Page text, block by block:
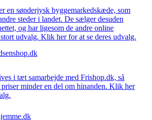
en sønderjysk byggemarkedskæde, som
steder i landet. De sælger desuden
og har ligesom de andre online
udvalg. Klik her for at se deres udvalg.
i tæt samarbejde med Frishop.dk, så
priser minder en del om hinanden. Klik her